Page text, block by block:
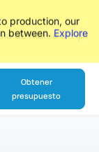
production, our
between. Explore
Obtener
presupuesto